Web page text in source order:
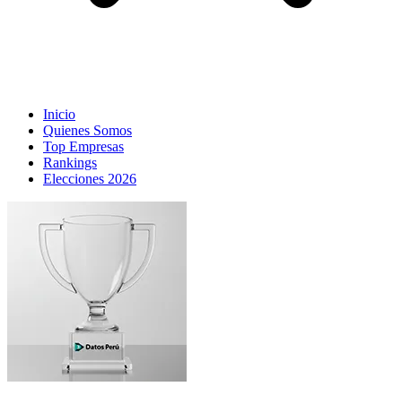
Inicio
Quienes Somos
Top Empresas
Rankings
Elecciones 2026